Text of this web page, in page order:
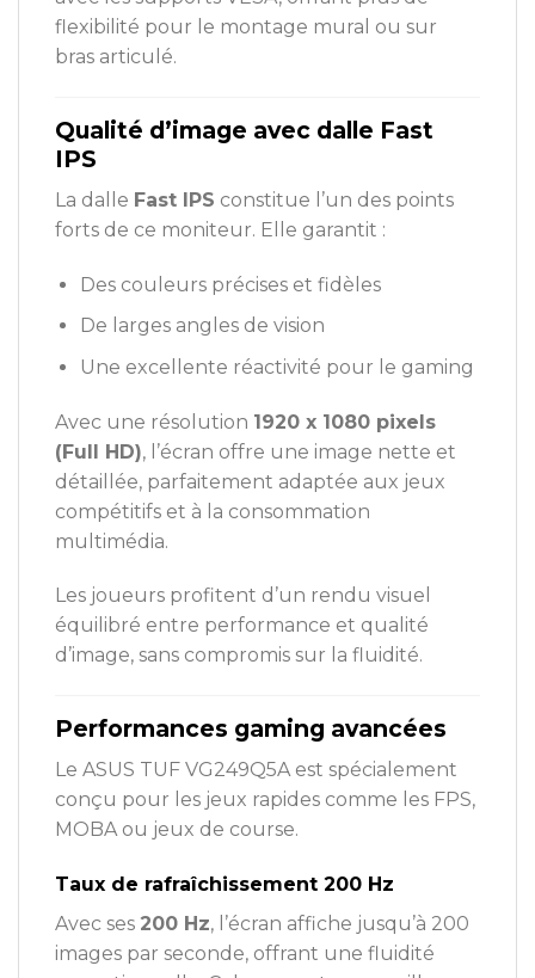
flexibilité pour le montage mural ou sur
bras articulé.
Qualité d’image avec dalle Fast
IPS
La dalle Fast IPS constitue l’un des points
forts de ce moniteur. Elle garantit :
Des couleurs précises et fidèles
De larges angles de vision
Une excellente réactivité pour le gaming
Avec une résolution 1920 x 1080 pixels
(Full HD), l’écran offre une image nette et
détaillée, parfaitement adaptée aux jeux
compétitifs et à la consommation
multimédia.
Les joueurs profitent d’un rendu visuel
équilibré entre performance et qualité
d’image, sans compromis sur la fluidité.
Performances gaming avancées
Le ASUS TUF VG249Q5A est spécialement
conçu pour les jeux rapides comme les FPS,
MOBA ou jeux de course.
Taux de rafraîchissement 200 Hz
Avec ses 200 Hz, l’écran affiche jusqu’à 200
images par seconde, offrant une fluidité